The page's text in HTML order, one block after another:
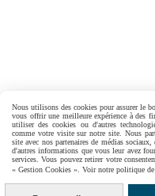
Nous utilisons des cookies pour assurer le
vous offrir une meilleure expérience à des
utiliser des cookies ou d'autres
comme votre visite sur notre site. Nous
site avec nos partenaires de médias
d'autres informations que vous leur avez
services. Vous pouvez retirer votre
« Gestion Cookies ». Voir notre politique